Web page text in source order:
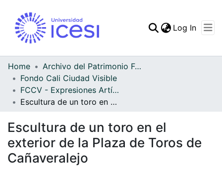
Log In
Home
Archivo del Patrimonio Fotográfico y Fílmico del Valle del Cauca
Fondo Cali Ciudad Visible
FCCV - Expresiones Artísticas - Patrimonial
Escultura de un toro en el exterior de la Plaza de Toros de Cañaveralejo
Escultura de un toro en el
exterior de la Plaza de Toros de
Cañaveralejo